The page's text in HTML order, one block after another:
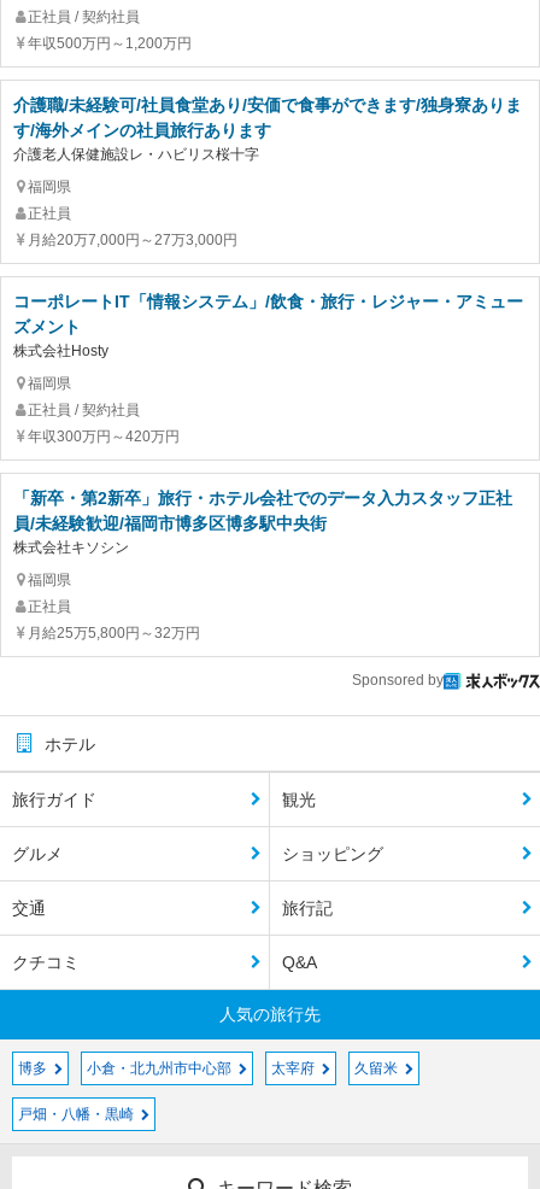
正社員 / 契約社員
年収500万円～1,200万円
介護職/未経験可/社員食堂あり/安価で食事ができます/独身寮ありま
す/海外メインの社員旅行あります
介護老人保健施設レ・ハビリス桜十字
福岡県
正社員
月給20万7,000円～27万3,000円
コーポレートIT「情報システム」/飲食・旅行・レジャー・アミュー
ズメント
株式会社Hosty
福岡県
正社員 / 契約社員
年収300万円～420万円
「新卒・第2新卒」旅行・ホテル会社でのデータ入力スタッフ正社
員/未経験歓迎/福岡市博多区博多駅中央街
株式会社キソシン
福岡県
正社員
月給25万5,800円～32万円
Sponsored by
ホテル
旅行ガイド 観光
グルメ ショッピング
交通 旅行記
クチコミ Q&A
人気の旅行先
博多 小倉・北九州市中心部 太宰府 久留米
戸畑・八幡・黒崎